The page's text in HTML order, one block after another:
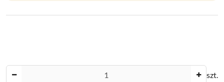
szt.